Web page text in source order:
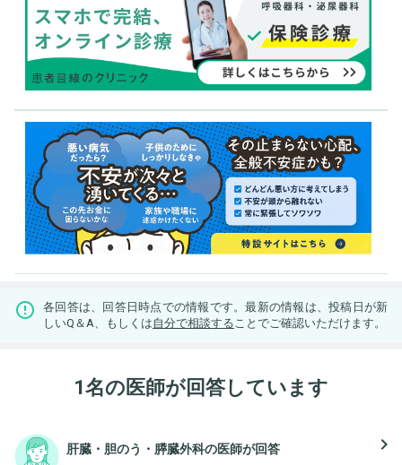
各回答は、回答日時点での情報です。最新の情報は、投稿日が新
しいQ＆A、もしくは自分で相談する ことでご確認いただけます。
1名の医師が回答しています
肝臓・胆のう・膵臓外科の医師が回答 navigate_next